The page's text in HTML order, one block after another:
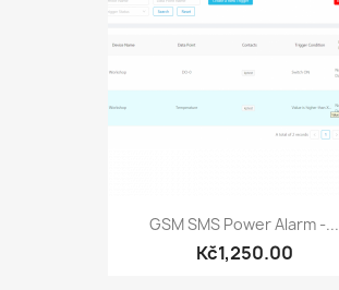
GSM SMS Power Alarm -...
Kč1,250.00